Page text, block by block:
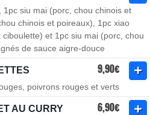
siu mai (porc, chou chinois et
chinois et poireaux), 1pc xiao
et 1pc siu mai (porc, chou
de sauce aigre-douce
9,90€
poivrons rouges et verts
AU CURRY 6,90€